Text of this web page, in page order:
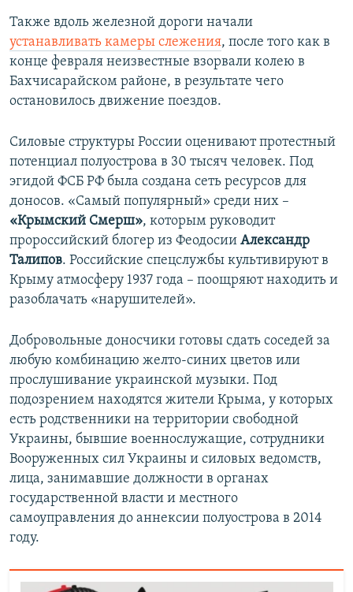
Также вдоль железной дороги начали
устанавливать камеры слежения, после того как в
конце февраля неизвестные взорвали колею в
Бахчисарайском районе, в результате чего
остановилось движение поездов.
Силовые структуры России оценивают протестный
потенциал полуострова в 30 тысяч человек. Под
эгидой ФСБ РФ была создана сеть ресурсов для
доносов. «Самый популярный» среди них –
«Крымский Смерш», которым руководит
пророссийский блогер из Феодосии Александр
Талипов. Российские спецслужбы культивируют в
Крыму атмосферу 1937 года – поощряют находить и
разоблачать «нарушителей».
Добровольные доносчики готовы сдать соседей за
любую комбинацию желто-синих цветов или
прослушивание украинской музыки. Под
подозрением находятся жители Крыма, у которых
есть родственники на территории свободной
Украины, бывшие военнослужащие, сотрудники
Вооруженных сил Украины и силовых ведомств,
лица, занимавшие должности в органах
государственной власти и местного
самоуправления до аннексии полуострова в 2014
году.